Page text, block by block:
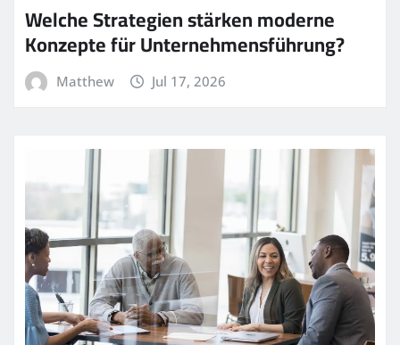
Welche Strategien stärken moderne
Konzepte für Unternehmensführung?
Matthew Jul 17, 2026